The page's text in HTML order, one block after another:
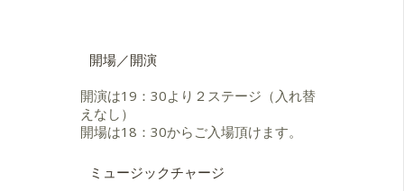
出演。
1996
全国で約100本のライブを行う。
CD『NIEVE〜雪の扉』をリリース。
TX系〈タモリの音楽は世界だ〉、
し注目を浴びる。
なアーティストのコンサート、ライ
客船「飛鳥」でのソロ演奏をきっか
奏を展開。 朗読とギターソロのコラ
ボレーションなども行う。
開場／開演
開演は19：30より２ステージ（入れ替
えなし）
開場は18：30からご入場頂けます。
ミュージックチャージ